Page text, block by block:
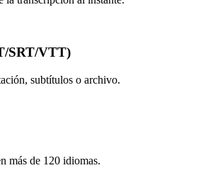
SRT/VTT)
subtítulos o archivo.
más de 120 idiomas.